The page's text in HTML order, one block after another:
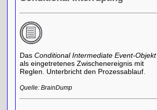
DasConditional Intermediate Event-Objekt
als eingetretenes Zwischenereignis mit
Reglen. Unterbricht den Prozessablauf.
Quelle: BrainDump